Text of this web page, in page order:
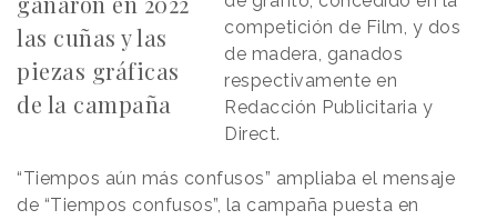
las cuñas y las
piezas gráficas
de la campaña
competición de Film, y dos
de madera, ganados
respectivamente en
Redacción Publicitaria y
Direct.
“Tiempos aún más confusos” ampliaba el mensaje
de “Tiempos confusos”, la campaña puesta en